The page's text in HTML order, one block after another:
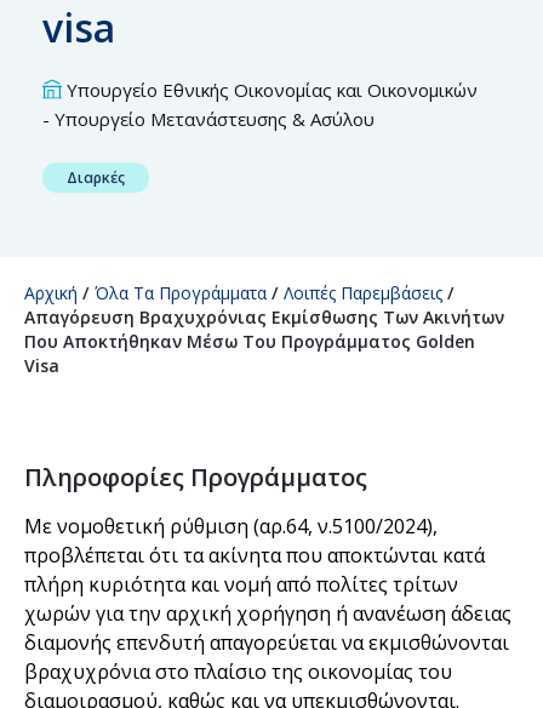
visa
Υπουργείο Εθνικής Οικονομίας και Οικoνομικών
- Υπουργείο Μετανάστευσης & Ασύλου
Διαρκές
Αρχική / Όλα Τα Προγράμματα / Λοιπές Παρεμβάσεις /
Απαγόρευση Βραχυχρόνιας Εκμίσθωσης Των Ακινήτων
Που Αποκτήθηκαν Μέσω Του Προγράμματος Golden
Visa
Πληροφορίες Προγράμματος
Με νομοθετική ρύθμιση (αρ.64, ν.5100/2024),
προβλέπεται ότι τα ακίνητα που αποκτώνται κατά
πλήρη κυριότητα και νομή από πολίτες τρίτων
χωρών για την αρχική χορήγηση ή ανανέωση άδειας
διαμονής επενδυτή απαγορεύεται να εκμισθώνονται
βραχυχρόνια στο πλαίσιο της οικονομίας του
διαμοιρασμού, καθώς και να υπεκμισθώνονται.